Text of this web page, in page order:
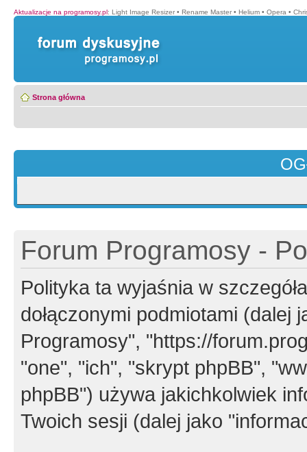
Aktualizacje na programosy.pl: Light Image Resizer • Rename Master • Helium • Opera •
Strona główna
Forum Programosy -
Polityka ta wyjaśnia w
dołączonymi podmiotami (dalej
Programosy", "https://
"one", "ich", "skrypt phpBB",
phpBB") używa jakichkolwiek
Twoich sesji (dalej jako